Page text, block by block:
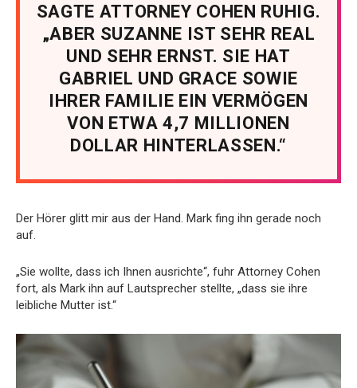
SAGTE ATTORNEY COHEN RUHIG.
„ABER SUZANNE IST SEHR REAL
UND SEHR ERNST. SIE HAT
GABRIEL UND GRACE SOWIE
IHRER FAMILIE EIN VERMÖGEN
VON ETWA 4,7 MILLIONEN
DOLLAR HINTERLASSEN.“
Der Hörer glitt mir aus der Hand. Mark fing ihn gerade noch
auf.
„Sie wollte, dass ich Ihnen ausrichte“, fuhr Attorney Cohen
fort, als Mark ihn auf Lautsprecher stellte, „dass sie ihre
leibliche Mutter ist.“